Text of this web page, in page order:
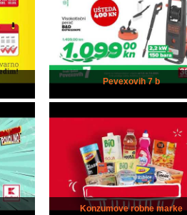
Pevexovih 7 b
Konzumove robne marke